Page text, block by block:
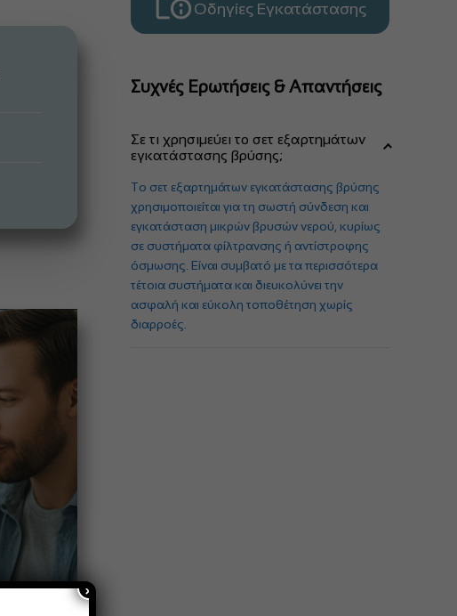
Οδηγίες Εγκατάστασης
Συχνές Ερωτήσεις & Απαντήσεις
Σε τι χρησιμεύει το σετ εξαρτημάτων
εγκατάστασης βρύσης;
Το σετ εξαρτημάτων εγκατάστασης βρύσης
χρησιμοποιείται για τη σωστή σύνδεση και
εγκατάσταση μικρών βρυσών νερού, κυρίως
σε συστήματα φίλτρανσης ή αντίστροφης
όσμωσης. Είναι συμβατό με τα περισσότερα
τέτοια συστήματα και διευκολύνει την
ασφαλή και εύκολη τοποθέτηση χωρίς
διαρροές.
×